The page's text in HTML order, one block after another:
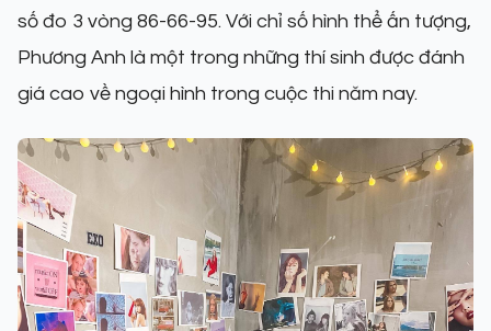
số đo 3 vòng 86-66-95. Với chỉ số hình thể ấn tượng,
Phương Anh là một trong những thí sinh được đánh
giá cao về ngoại hình trong cuộc thi năm nay.